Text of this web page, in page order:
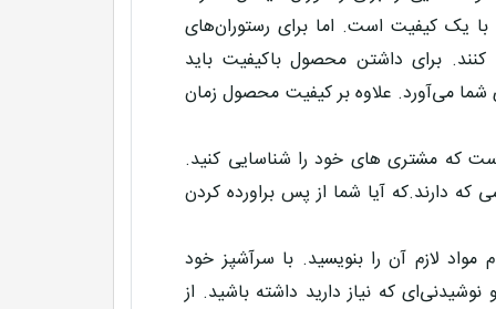
یک کیفیت است. اما برای رستوران‌های
برای داشتن محصول باکیفیت باید
شما می‌آورد. علاوه بر کیفیت محصول زمان
است که مشتری های خود را شناسایی کنید.
که دارند.که آیا شما از پس براورده کردن
لازم آن را بنویسید. با سرآشپز خود
که نیاز دارید داشته باشید. از